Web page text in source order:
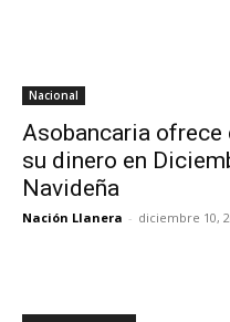
Nacional
Asobancaria ofrece
su dinero en
Navideña
Nación Llanera - diciembre 10,